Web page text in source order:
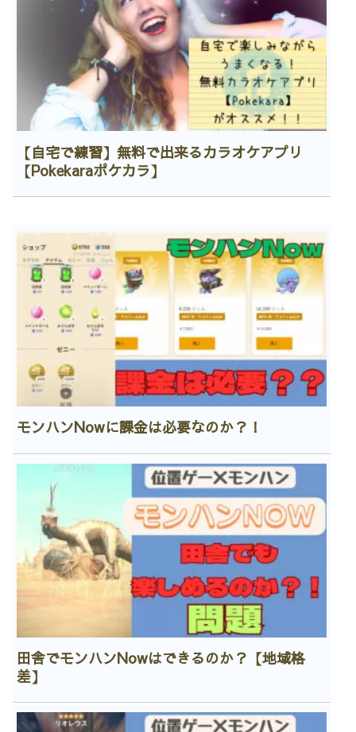
【自宅で練習】無料で出来るカラオケアプリ
【Pokekaraポケカラ】
モンハンNowに課金は必要なのか？！
田舎でモンハンNowはできるのか？【地域格
差】